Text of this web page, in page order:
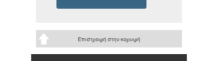
Επιστροφή στην κορυφή